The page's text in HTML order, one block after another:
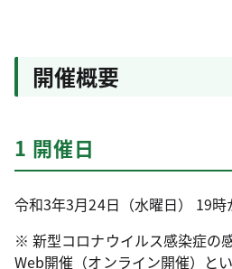
開催概要
1 開催日
令和3年3月24日（水曜日） 19時
※ 新型コロナウイルス感染症の
Web開催（オンライン開催）とい